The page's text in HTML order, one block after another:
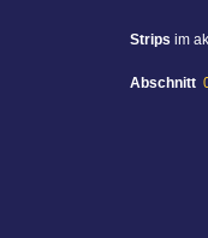
Strips im
Abschnitt